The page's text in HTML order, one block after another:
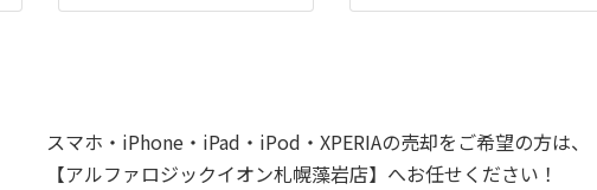
スマホ・iPhone・iPad・iPod・XPERIAの売却をご希望の方は、
【アルファロジックイオン札幌藻岩店】へお任せください！